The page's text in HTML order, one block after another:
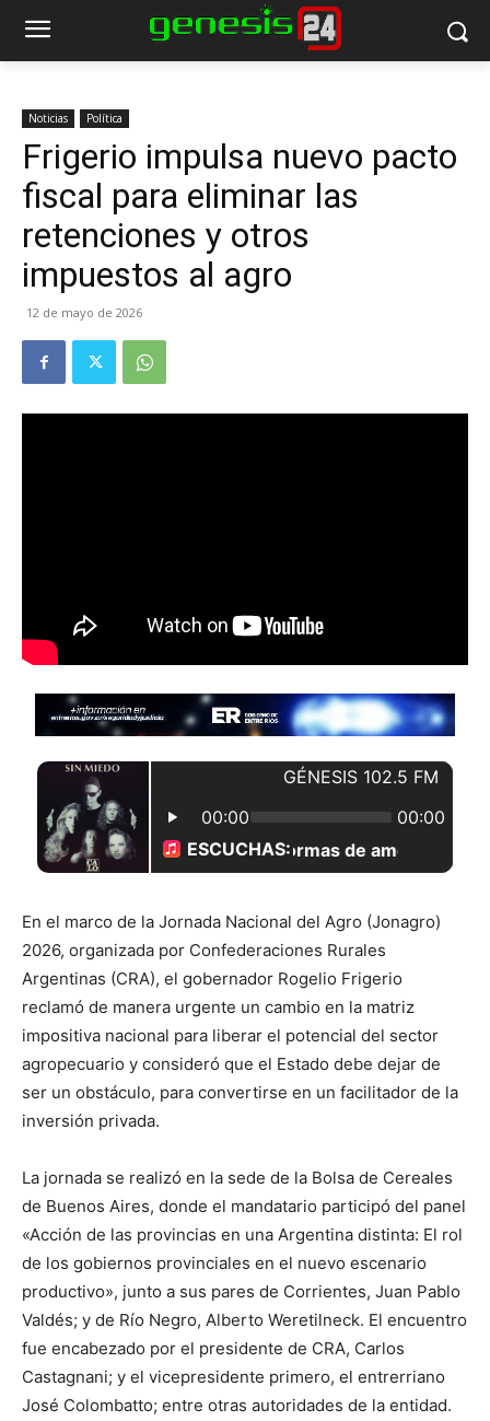
Noticias Política
Frigerio impulsa nuevo pacto
fiscal para eliminar las
retenciones y otros
impuestos al agro
12 de mayo de 2026
En el marco de la Jornada Nacional del Agro (Jonagro)
2026, organizada por Confederaciones Rurales
Argentinas (CRA), el gobernador Rogelio Frigerio
reclamó de manera urgente un cambio en la matriz
impositiva nacional para liberar el potencial del sector
agropecuario y consideró que el Estado debe dejar de
ser un obstáculo, para convertirse en un facilitador de la
inversión privada.
La jornada se realizó en la sede de la Bolsa de Cereales
de Buenos Aires, donde el mandatario participó del panel
«Acción de las provincias en una Argentina distinta: El rol
de los gobiernos provinciales en el nuevo escenario
productivo», junto a sus pares de Corrientes, Juan Pablo
Valdés; y de Río Negro, Alberto Weretilneck. El encuentro
fue encabezado por el presidente de CRA, Carlos
Castagnani; y el vicepresidente primero, el entrerriano
José Colombatto; entre otras autoridades de la entidad.